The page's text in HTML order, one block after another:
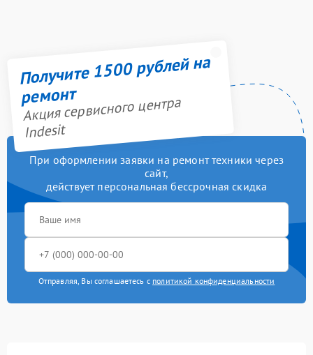
Получите 1500 рублей на
ремонт
Акция сервисного центра
Indesit
При оформлении заявки на ремонт техники через
сайт,
действует персональная бессрочная скидка
Отправляя, Вы соглашаетесь с политикой конфиденциальности